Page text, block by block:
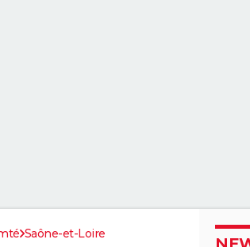
Saône-et-Loire